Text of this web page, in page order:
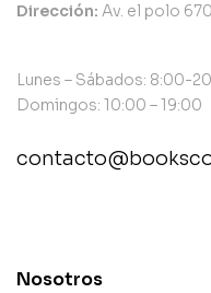
Dirección: Av. el polo
Lunes – Sábados: 8:00-
Domingos: 10:00 – 19:00
Nosotros